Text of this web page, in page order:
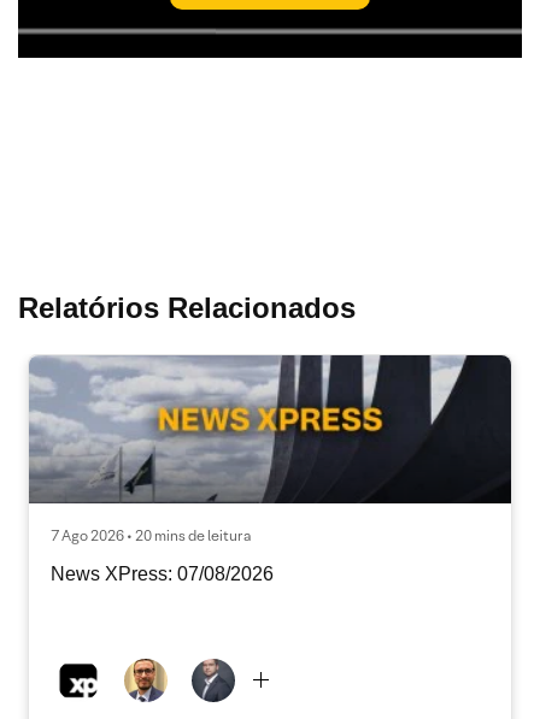
Relatórios Relacionados
7 Ago 2026 • 20 mins de leitura
News XPress: 07/08/2026